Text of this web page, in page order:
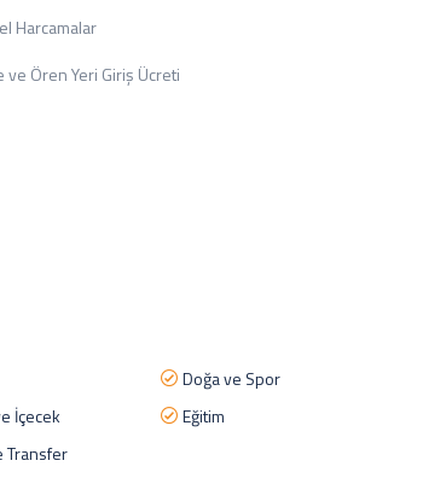
Harcamalar
ve Ören Yeri Giriş Ücreti
Doğa ve Spor
İçecek
Eğitim
Transfer